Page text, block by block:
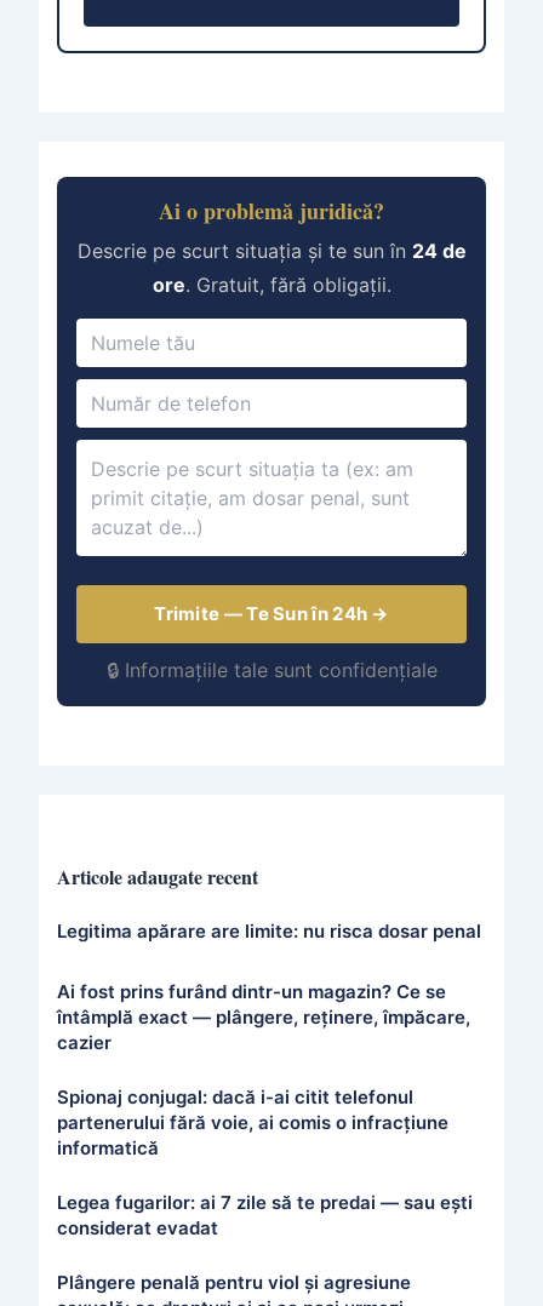
Ai o problemă juridică?
Descrie pe scurt situația și te sun în 24 de
ore. Gratuit, fără obligații.
Trimite — Te Sun în 24h →
🔒 Informațiile tale sunt confidențiale
Articole adaugate recent
Legitima apărare are limite: nu risca dosar penal
Ai fost prins furând dintr-un magazin? Ce se
întâmplă exact — plângere, reținere, împăcare,
cazier
Spionaj conjugal: dacă i-ai citit telefonul
partenerului fără voie, ai comis o infracțiune
informatică
Legea fugarilor: ai 7 zile să te predai — sau ești
considerat evadat
Plângere penală pentru viol și agresiune